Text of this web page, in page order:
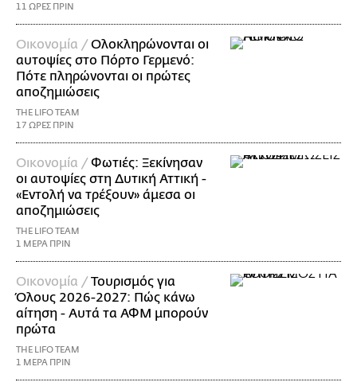
11 ΩΡΕΣ ΠΡΙΝ
Οικονομία /Ολοκληρώνονται οι
αυτοψίες στο Πόρτο Γερμενό:
Πότε πληρώνονται οι πρώτες
αποζημιώσεις
THE LIFO TEAM
17 ΩΡΕΣ ΠΡΙΝ
Οικονομία /Φωτιές: Ξεκίνησαν
οι αυτοψίες στη Δυτική Αττική -
«Εντολή να τρέξουν» άμεσα οι
αποζημιώσεις
THE LIFO TEAM
1 ΜΕΡΑ ΠΡΙΝ
Οικονομία /Τουρισμός για
Όλους 2026-2027: Πώς κάνω
αίτηση - Αυτά τα ΑΦΜ μπορούν
πρώτα
THE LIFO TEAM
1 ΜΕΡΑ ΠΡΙΝ